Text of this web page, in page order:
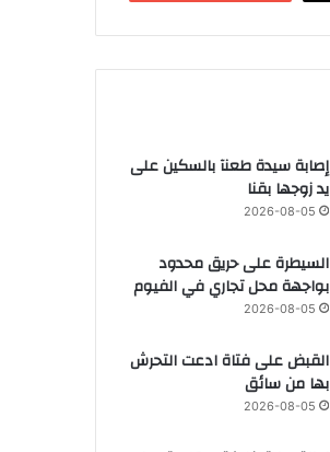
إصابة سيدة طعنآ بالسكين على
يد زوجها بقنا
2026-08-05
السيطرة على حريق محدود
بواجهة محل تجاري في الفيوم
2026-08-05
القبض على فتاة ادعت التحرش
بها من سائق
2026-08-05